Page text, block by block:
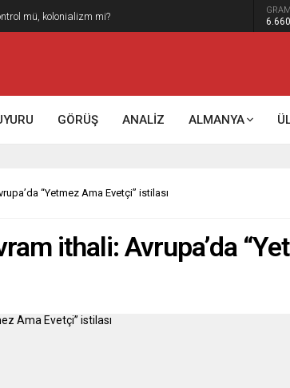
mü, kolonializm mi?
GÖRÜŞ ANALİZ ALMANYA
“Yetmez Ama Evetçi” istilası
ithali: Avrupa’da